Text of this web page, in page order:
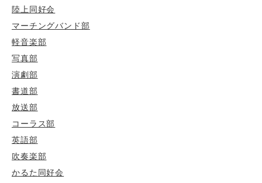
陸上同好会
マーチングバンド部
軽音楽部
写真部
演劇部
書道部
放送部
コーラス部
英語部
吹奏楽部
かるた同好会